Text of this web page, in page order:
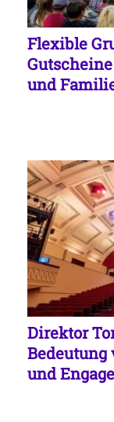
Flexible
und
Direktor
Bedeutung
und